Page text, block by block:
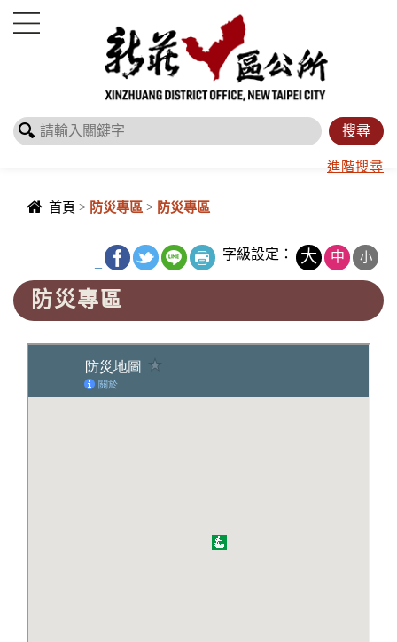
進入內容區塊
進階搜尋
首頁 > 防災專區 > 防災專區
字級設定： 大 中 小
防災專區